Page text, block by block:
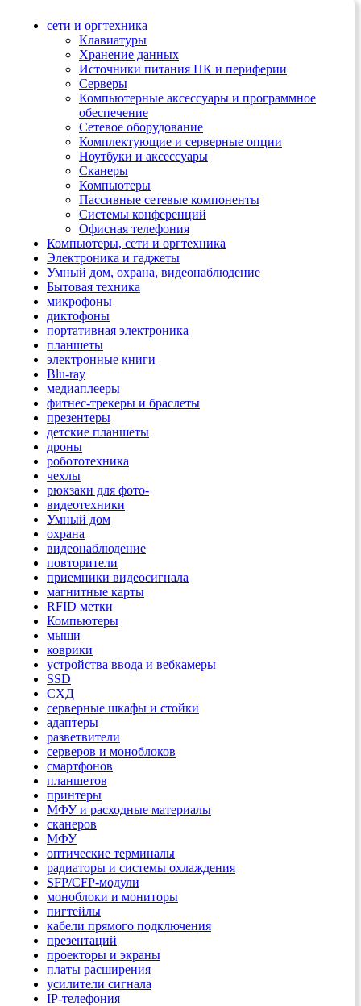
сети и оргтехника
Клавиатуры
Хранение данных
Источники питания ПК и периферии
Серверы
Компьютерные аксессуары и программное
обеспечение
Сетевое оборудование
Комплектующие и серверные опции
Ноутбуки и аксессуары
Сканеры
Компьютеры
Пассивные сетевые компоненты
Системы конференций
Офисная телефония
Компьютеры, сети и оргтехника
Электроника и гаджеты
Умный дом, охрана, видеонаблюдение
Бытовая техника
микрофоны
диктофоны
портативная электроника
планшеты
электронные книги
Blu-ray
медиаплееры
фитнес-трекеры и браслеты
презентеры
детские планшеты
дроны
робототехника
чехлы
рюкзаки для фото-
видеотехники
Умный дом
охрана
видеонаблюдение
повторители
приемники видеосигнала
магнитные карты
RFID метки
Компьютеры
мыши
коврики
устройства ввода и вебкамеры
SSD
СХД
серверные шкафы и стойки
адаптеры
разветвители
серверов и моноблоков
смартфонов
планшетов
принтеры
МФУ и расходные материалы
сканеров
МФУ
оптические терминалы
радиаторы и системы охлаждения
SFP/CFP-модули
моноблоки и мониторы
пигтейлы
кабели прямого подключения
презентаций
проекторы и экраны
платы расширения
усилители сигнала
IP-телефония